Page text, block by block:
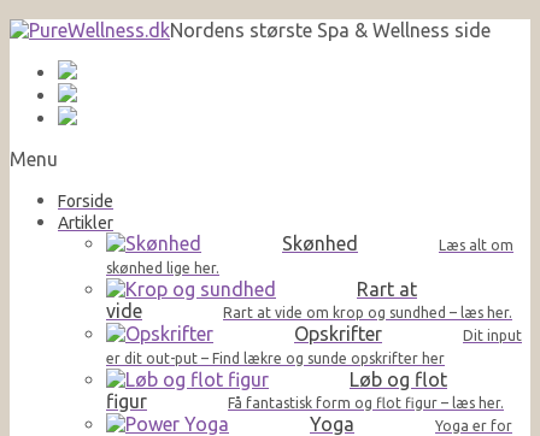
Nordens største Spa & Wellness side
Menu
Forside
Artikler
Skønhed
Læs alt om
skønhed lige her.
Rart at
vide
Rart at vide om krop og sundhed – læs her.
Opskrifter
Dit input
er dit out-put – Find lækre og sunde opskrifter her
Løb og flot
figur
Få fantastisk form og flot figur – læs her.
Yoga
Yoga er for